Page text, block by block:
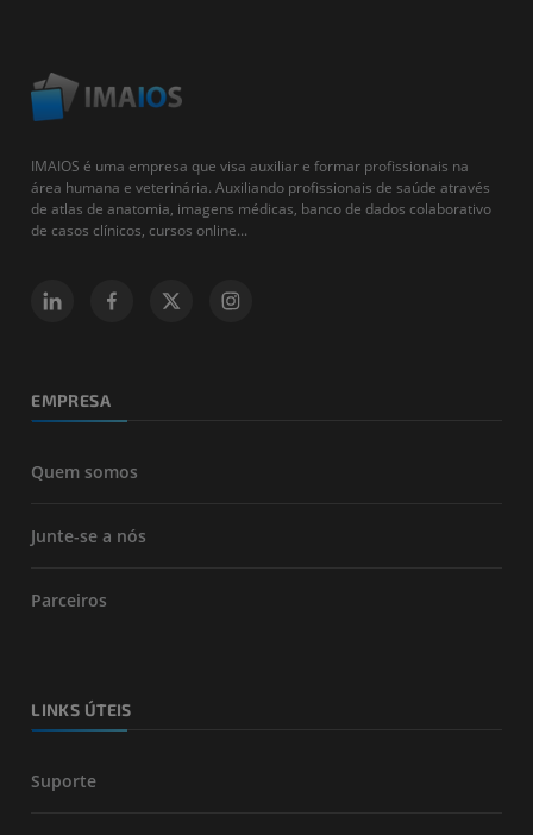
IMAIOS é uma empresa que visa auxiliar e formar profissionais na
área humana e veterinária. Auxiliando profissionais de saúde através
de atlas de anatomia, imagens médicas, banco de dados colaborativo
de casos clínicos, cursos online...
EMPRESA
Quem somos
Junte-se a nós
Parceiros
LINKS ÚTEIS
Suporte